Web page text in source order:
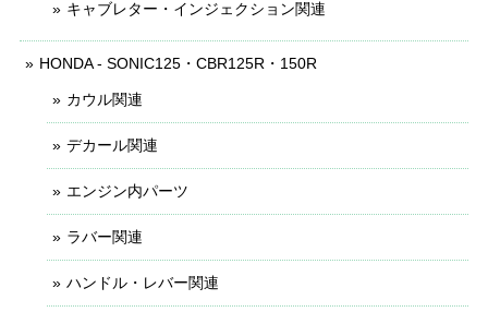
キャブレター・インジェクション関連
HONDA - SONIC125・CBR125R・150R
カウル関連
デカール関連
エンジン内パーツ
ラバー関連
ハンドル・レバー関連